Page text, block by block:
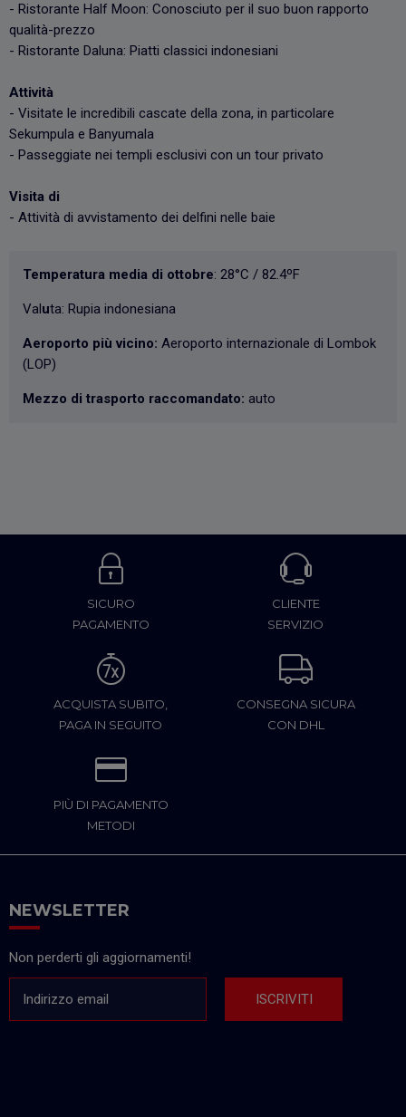
- Ristorante Half Moon: Conosciuto per il suo buon rapporto
qualità-prezzo
- Ristorante Daluna: Piatti classici indonesiani
Attività
- Visitate le incredibili cascate della zona, in particolare
Sekumpula e Banyumala
- Passeggiate nei templi esclusivi con un tour privato
Visita di
- Attività di avvistamento dei delfini nelle baie
Temperatura media di ottobre: 28°C / 82.4ºF
Valuta: Rupia indonesiana
Aeroporto più vicino: Aeroporto internazionale di Lombok
(LOP)
Mezzo di trasporto raccomandato: auto
SICURO
PAGAMENTO
CLIENTE
SERVIZIO
ACQUISTA SUBITO,
PAGA IN SEGUITO
CONSEGNA SICURA
CON DHL
PIÙ DI PAGAMENTO
METODI
NEWSLETTER
Non perderti gli aggiornamenti!
Indirizzo email ISCRIVITI